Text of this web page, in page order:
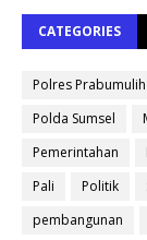
CATEGORIES
Polres Prabumulih
Polda Sumsel
Pemerintahan
Pali
Politik
pembangunan